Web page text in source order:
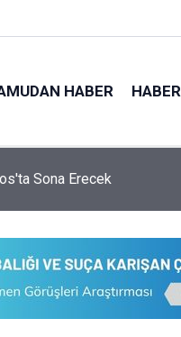
HABER HABER